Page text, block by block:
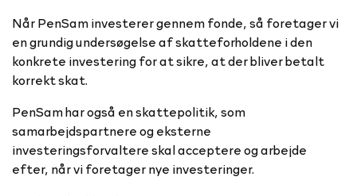
Når PenSam investerer gennem fonde, så foretager vi
en grundig undersøgelse af skatteforholdene i den
konkrete investering for at sikre, at der bliver betalt
korrekt skat.
PenSam har også en skattepolitik, som
samarbejdspartnere og eksterne
investeringsforvaltere skal acceptere og arbejde
efter, når vi foretager nye investeringer.